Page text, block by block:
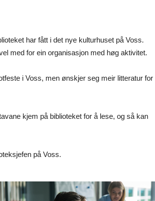
har fått i det nye kulturhuset på Voss.
med for ein organisasjon med høg aktivitet.
i Voss, men ønskjer seg meir litteratur for
kjem på biblioteket for å lese, og så kan
på Voss.